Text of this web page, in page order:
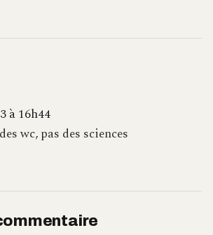
à 16h44
wc, pas des sciences